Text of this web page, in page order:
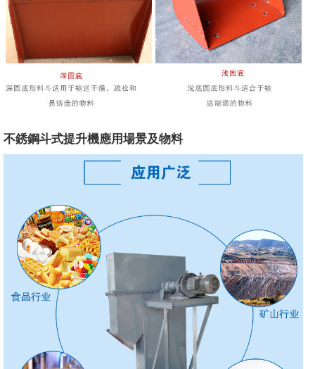
不銹鋼斗式提升機應用場景及物料